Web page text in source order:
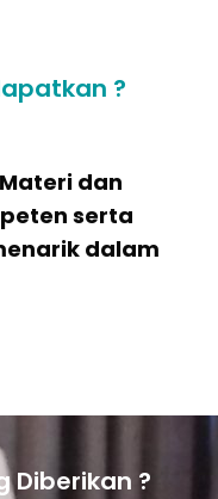
?
dan
serta
dalam
Diberikan ?